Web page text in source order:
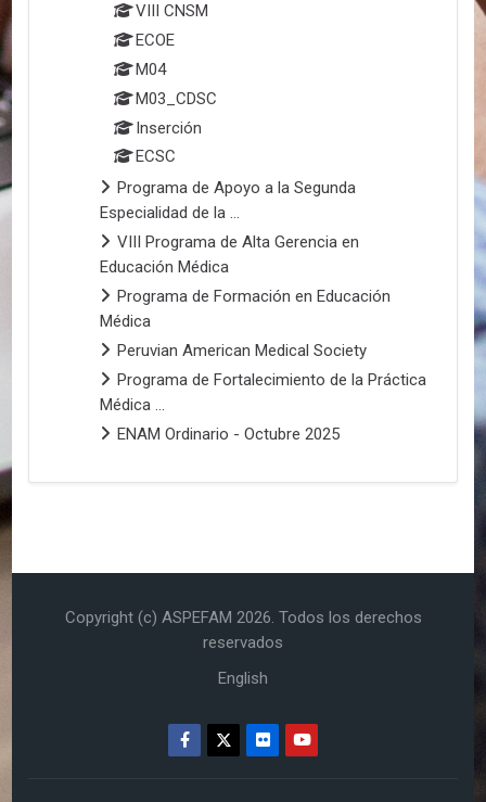
VIII CNSM
ECOE
M04
M03_CDSC
Inserción
ECSC
Programa de Apoyo a la Segunda
Especialidad de la ...
VIII Programa de Alta Gerencia en
Educación Médica
Programa de Formación en Educación
Médica
Peruvian American Medical Society
Programa de Fortalecimiento de la Práctica
Médica ...
ENAM Ordinario - Octubre 2025
Copyright (c) ASPEFAM 2026. Todos los derechos
reservados
English